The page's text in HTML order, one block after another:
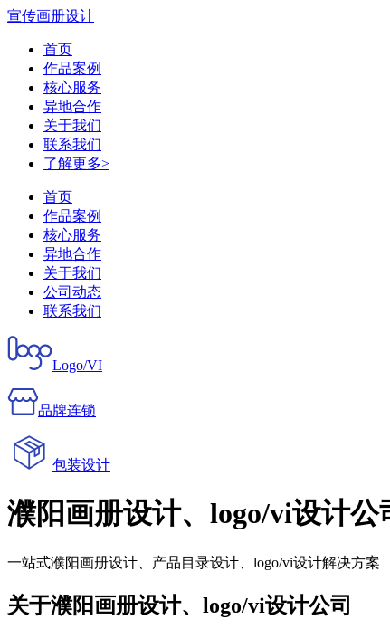
宣传画册设计
首页
作品案例
核心服务
异地合作
关于我们
联系我们
了解更多>
首页
作品案例
核心服务
异地合作
关于我们
公司动态
联系我们
Logo/VI
品牌连锁
包装设计
濮阳画册设计、logo/vi设计公
一站式濮阳画册设计、产品目录设计、logo/vi设计解决方案
关于濮阳画册设计、logo/vi设计公司